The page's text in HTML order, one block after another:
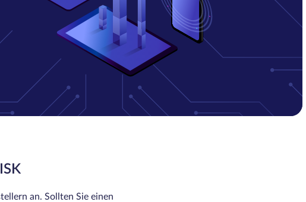
an. Sollten Sie einen